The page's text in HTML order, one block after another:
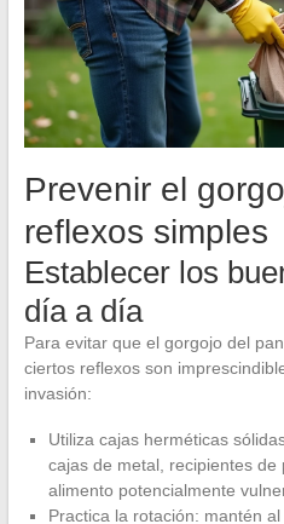
Prevenir el
reflexos simples
Establecer los
día a día
Para evitar que el gorgojo del
ciertos reflexos son
invasión:
Utiliza cajas herméticas
cajas de metal, recipientes de
alimento potencialmente
Practica la rotación: mantén